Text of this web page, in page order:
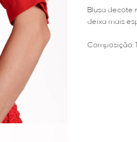
Blusa decote
deixa mais
Composição: